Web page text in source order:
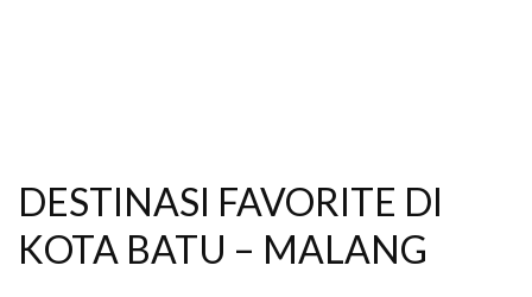
DESTINASI FAVORITE DI
KOTA BATU – MALANG